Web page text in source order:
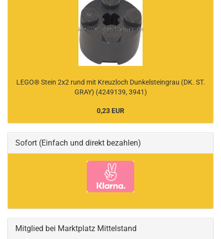
LEGO® Stein 2x2 rund mit Kreuzloch Dunkelsteingrau (DK. ST.
GRAY) (4249139, 3941)
0,23 EUR
Sofort (Einfach und direkt bezahlen)
Mitglied bei Marktplatz Mittelstand